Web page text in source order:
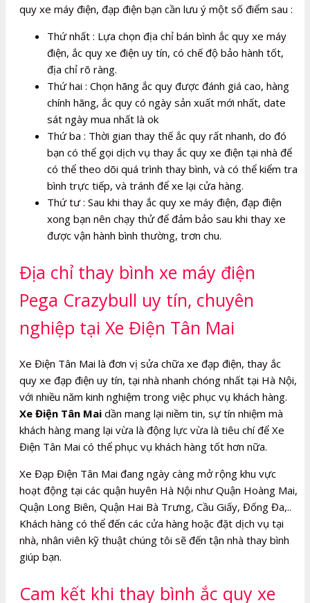
quy xe máy điện, đạp điện bạn cần lưu ý một số điểm sau :
Thứ nhất : Lựa chọn địa chỉ bán bình ắc quy xe máy
điện, ắc quy xe điện uy tín, có chế độ bảo hành tốt,
địa chỉ rõ ràng.
Thứ hai : Chọn hãng ắc quy được đánh giá cao, hàng
chính hãng, ắc quy có ngày sản xuất mới nhất, date
sát ngày mua nhất là ok
Thứ ba : Thời gian thay thế ắc quy rất nhanh, do đó
bạn có thể gọi dịch vụ thay ắc quy xe điện tại nhà để
có thể theo dõi quá trình thay bình, và có thể kiểm tra
bình trực tiếp, và tránh để xe lại cửa hàng.
Thứ tư : Sau khi thay ắc quy xe máy điện, đạp điện
xong bạn nên chạy thử để đảm bảo sau khi thay xe
được vận hành bình thường, trơn chu.
Địa chỉ thay bình xe máy điện
Pega Crazybull uy tín, chuyên
nghiệp tại Xe Điện Tân Mai
Xe Điện Tân Mai là đơn vị sửa chữa xe đạp điện, thay ắc
quy xe đạp điện uy tín, tại nhà nhanh chóng nhất tại Hà Nội,
với nhiều năm kinh nghiệm trong việc phục vụ khách hàng.
Xe Điện Tân Mai dần mang lại niềm tin, sự tín nhiệm mà
khách hàng mang lại vừa là động lực vừa là tiêu chí để Xe
Điện Tân Mai có thể phục vụ khách hàng tốt hơn nữa.
Xe Đạp Điện Tân Mai đang ngày càng mở rộng khu vực
hoạt động tại các quận huyên Hà Nội như Quận Hoàng Mai,
Quận Long Biên, Quận Hai Bà Trưng, Cầu Giấy, Đống Đa,..
Khách hàng có thể đến các cửa hàng hoặc đặt dịch vụ tại
nhà, nhân viên kỹ thuật chúng tôi sẽ đến tận nhà thay bình
giúp bạn.
Cam kết khi thay bình ắc quy xe